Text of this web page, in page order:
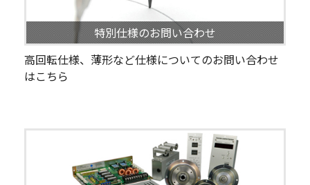
特別仕様のお問い合わせ
高回転仕様、薄形など仕様についてのお問い合わせ
はこちら